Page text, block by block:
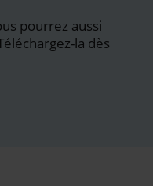
pourrez aussi
la dès